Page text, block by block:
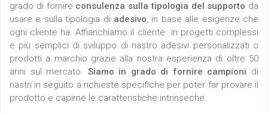
grado di fornire consulenza sulla tipologia del supporto da
usare e sulla tipologia di adesivo, in base alle esigenze che
ogni cliente ha. Affianchiamo il cliente in progetti complessi
e più semplici di sviluppo di nastro adesivi personalizzati o
prodotti a marchio grazie alla nostra esperienza di oltre 50
anni sul mercato. Siamo in grado di fornire campioni di
nastri in seguito a richieste specifiche per poter far provare il
prodotto e capirne le caratteristiche intrinseche.